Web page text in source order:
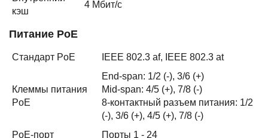
кэш
4 Мбит/с
Питание PoE
Стандарт PoE IEEE 802.3 af, IEEE 802.3 at
Клеммы питания
PoE
End-span: 1/2 (-), 3/6 (+)
Mid-span: 4/5 (+), 7/8 (-)
8-контактный разъем питания: 1/2
(-), 3/6 (+), 4/5 (+), 7/8 (-)
PoE-порт
Порты 1 - 24